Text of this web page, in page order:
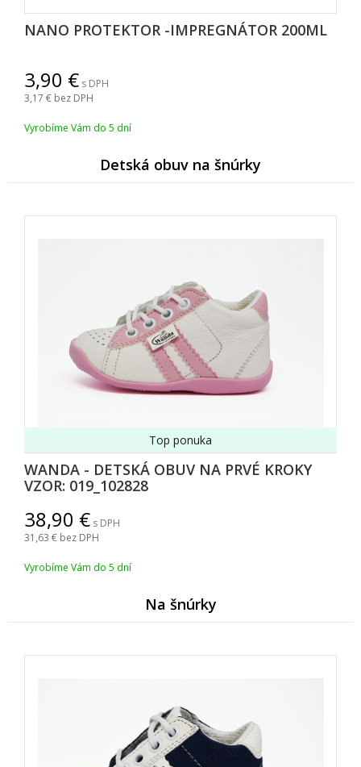
NANO PROTEKTOR -IMPREGNÁTOR 200ML
3,90
s DPH
3,17 bez DPH
Vyrobíme Vám do 5 dní
Detská obuv na šnúrky
WANDA - DETSKÁ OBUV NA PRVÉ KROKY
VZOR: 019_102828
Top ponuka
38,90
s DPH
31,63 bez DPH
Vyrobíme Vám do 5 dní
Na šnúrky